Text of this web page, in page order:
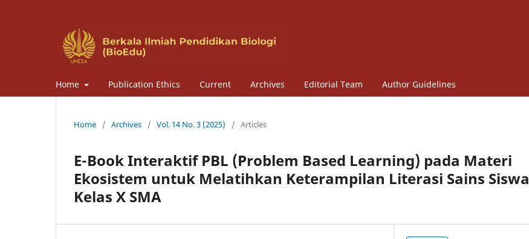
Home Publication Ethics Current Archives Editorial Team Author Guidelines
Home / Archives / Vol. 14 No. 3 (2025) / Articles
E-Book Interaktif PBL (Problem Based Learning) pada Materi
Ekosistem untuk Melatihkan Keterampilan Literasi Sains Siswa
Kelas X SMA